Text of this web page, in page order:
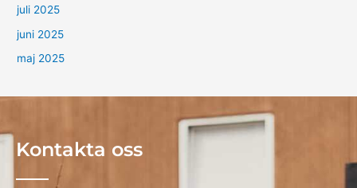
juli 2025
juni 2025
maj 2025
Kontakta oss